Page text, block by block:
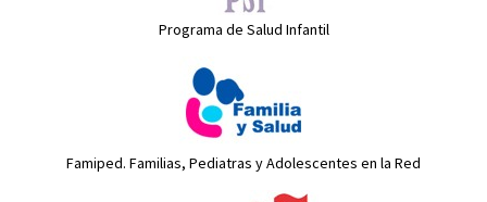
Programa de Salud Infantil
Famiped. Familias, Pediatras y Adolescentes en la Red